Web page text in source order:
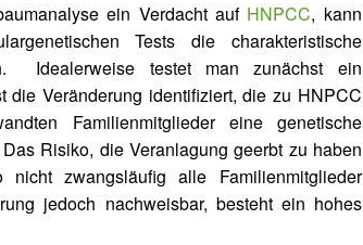
ein Verdacht auf HNPCC, kann
Tests die charakteristische
Idealerweise testet man zunächst ein
die Veränderung identifiziert, die zu HNPCC
Familienmitglieder eine genetische
Risiko, die Veranlagung geerbt zu haben
zwangsläufig alle Familienmitglieder
jedoch nachweisbar, besteht ein hohes